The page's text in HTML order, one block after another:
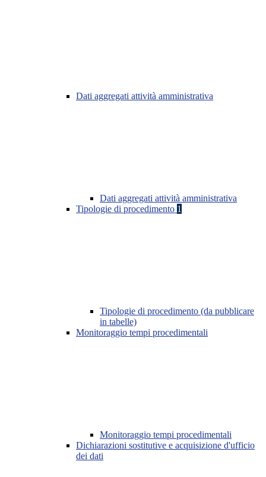
Dati aggregati attività amministrativa
Dati aggregati attività amministrativa
Tipologie di procedimento 1
Tipologie di procedimento (da pubblicare
in tabelle)
Monitoraggio tempi procedimentali
Monitoraggio tempi procedimentali
Dichiarazioni sostitutive e acquisizione d'ufficio
dei dati